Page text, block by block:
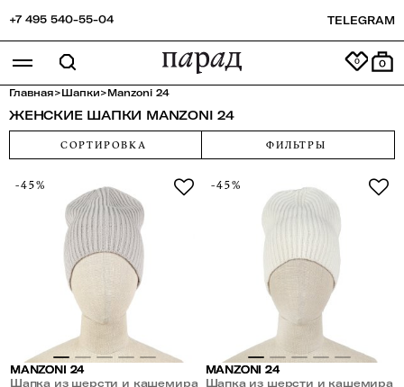
+7 495 540-55-04 TELEGRAM
0
Главная>Шапки>Manzoni 24
ЖЕНСКИЕ ШАПКИ MANZONI 24
СОРТИРОВКА ФИЛЬТРЫ
-45%
MANZONI 24
Шапка из шерсти и кашемира
-45%
MANZONI 24
Шапка из шерсти и кашемира